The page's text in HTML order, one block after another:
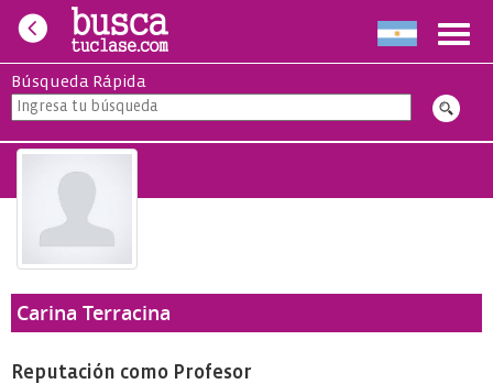
Búsqueda Rápida
Carina Terracina
Reputación como Profesor